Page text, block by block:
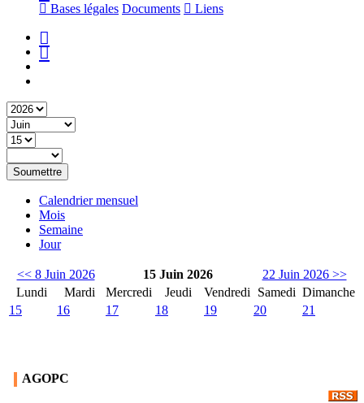
Bases légales Documents Liens
Soumettre
Calendrier mensuel
Mois
Semaine
Jour
<< 8 Juin 2026 15 Juin 2026
22 Juin 2026 >>
Lundi
Mardi Mercredi Jeudi Vendredi Samedi Dimanche
15
16 17 18 19 20 21
AGOPC